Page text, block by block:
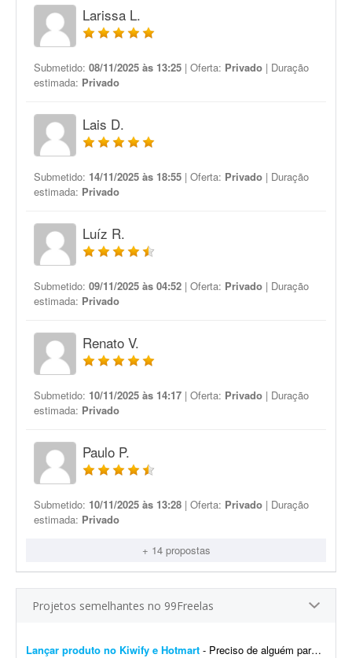
Larissa L.
Submetido: 08/11/2025 às 13:25 | Oferta: Privado | Duração
estimada: Privado
Lais D.
Submetido: 14/11/2025 às 18:55 | Oferta: Privado | Duração
estimada: Privado
Luíz R.
Submetido: 09/11/2025 às 04:52 | Oferta: Privado | Duração
estimada: Privado
Renato V.
Submetido: 10/11/2025 às 14:17 | Oferta: Privado | Duração
estimada: Privado
Paulo P.
Submetido: 10/11/2025 às 13:28 | Oferta: Privado | Duração
estimada: Privado
+ 14 propostas
Projetos semelhantes no 99Freelas
Lançar produto no Kiwify e Hotmart - Preciso de alguém para me ajudar a lançar um produto no Kiwify e na Hotmart já neste final de semana. Já tenho os vídeos e preciso subir todo o conteúdo n...